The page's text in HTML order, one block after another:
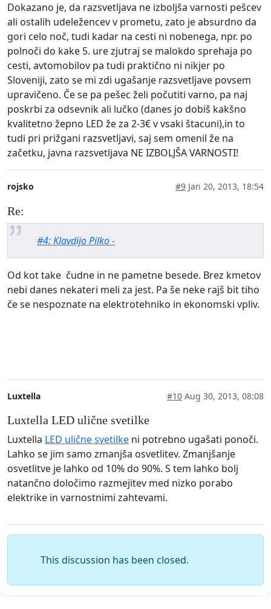
Dokazano je, da razsvetljava ne izboljša varnosti pešcev
ali ostalih udeležencev v prometu, zato je absurdno da
gori celo noč, tudi kadar na cesti ni nobenega, npr. po
polnoči do kake 5. ure zjutraj se malokdo sprehaja po
cesti, avtomobilov pa tudi praktično ni nikjer po
Sloveniji, zato se mi zdi ugašanje razsvetljave povsem
upravičeno. Če se pa pešec želi počutiti varno, pa naj
poskrbi za odsevnik ali lučko (danes jo dobiš kakšno
kvalitetno žepno LED že za 2-3€ v vsaki štacuni),in to
tudi pri prižgani razsvetljavi, saj sem omenil že na
začetku, javna razsvetljava NE IZBOLJŠA VARNOSTI!
rojsko #9 Jan 20, 2013, 18:54
Re:
#4: Klavdijo Pilko -
Od kot take čudne in ne pametne besede. Brez kmetov
nebi danes nekateri meli za jest. Pa še neke rajš bit tiho
če se nespoznate na elektrotehniko in ekonomski vpliv.
Luxtella #10 Aug 30, 2013, 08:08
Luxtella LED ulične svetilke
Luxtella LED ulične svetilke ni potrebno ugašati ponoči.
Lahko se jim samo zmanjša osvetlitev. Zmanjšanje
osvetlitve je lahko od 10% do 90%. S tem lahko bolj
natančno določimo razmejitev med nizko porabo
elektrike in varnostnimi zahtevami.
This discussion has been closed.